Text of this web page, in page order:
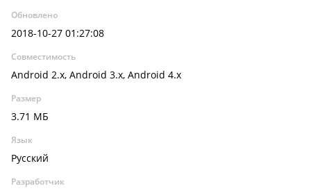
Обновлено
2018-10-27 01:27:08
Совместимость
Android 2.x, Android 3.x, Android 4.x
Размер
3.71 МБ
Язык
Русский
Разработчик